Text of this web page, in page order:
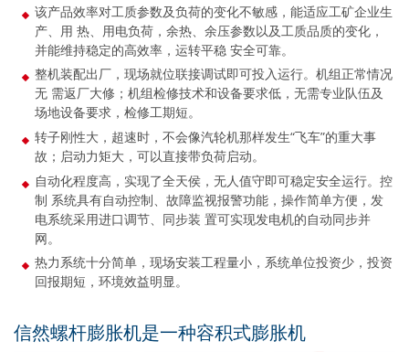
该产品效率对工质参数及负荷的变化不敏感，能适应工矿企业生
产、用 热、用电负荷，余热、余压参数以及工质品质的变化，
并能维持稳定的高效率，运转平稳 安全可靠。
整机装配出厂，现场就位联接调试即可投入运行。机组正常情况
无 需返厂大修；机组检修技术和设备要求低，无需专业队伍及
场地设备要求，检修工期短。
转子刚性大，超速时，不会像汽轮机那样发生“飞车”的重大事
故；启动力矩大，可以直接带负荷启动。
自动化程度高，实现了全天侯，无人值守即可稳定安全运行。控
制 系统具有自动控制、故障监视报警功能，操作简单方便，发
电系统采用进口调节、同步装 置可实现发电机的自动同步并
网。
热力系统十分简单，现场安装工程量小，系统单位投资少，投资
回报期短，环境效益明显。
信然螺杆膨胀机是一种容积式膨胀机